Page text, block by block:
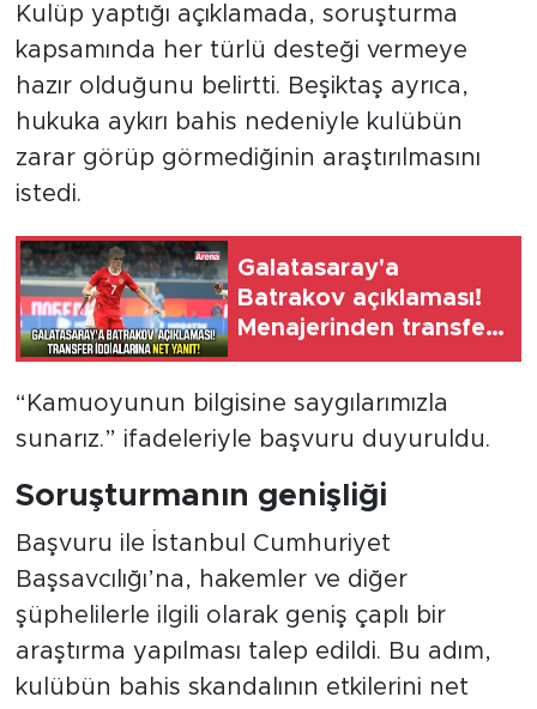
Kulüp yaptığı açıklamada, soruşturma
kapsamında her türlü desteği vermeye
hazır olduğunu belirtti. Beşiktaş ayrıca,
hukuka aykırı bahis nedeniyle kulübün
zarar görüp görmediğinin araştırılmasını
istedi.
Galatasaray'a
Batrakov açıklaması!
Menajerinden transfer
iddialarına net yanıt
“Kamuoyunun bilgisine saygılarımızla
sunarız.” ifadeleriyle başvuru duyuruldu.
Soruşturmanın genişliği
Başvuru ile İstanbul Cumhuriyet
Başsavcılığı’na, hakemler ve diğer
şüphelilerle ilgili olarak geniş çaplı bir
araştırma yapılması talep edildi. Bu adım,
kulübün bahis skandalının etkilerini net